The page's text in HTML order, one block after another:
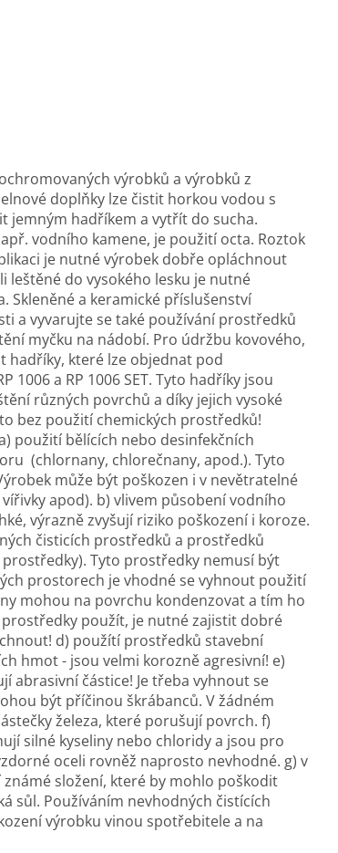
výrobků a výrobků z
doplňky lze čistit horkou vodou s
jemným hadříkem a vytřít do sucha.
vodního kamene, je použití octa. Roztok
je nutné výrobek dobře opláchnout
leštěné do vysokého lesku je nutné
Skleněné a keramické příslušenství
a vyvarujte se také používání prostředků
myčku na nádobí. Pro údržbu kovového,
hadříky, které lze objednat pod
1006 a RP 1006 SET. Tyto hadříky jsou
různých povrchů a díky jejich vysoké
bez použití chemických prostředků!
použití bělících nebo desinfekčních
(chlornany, chlorečnany, apod.). Tyto
může být poškozen i v nevětratelné
apod). b) vlivem působení vodního
výrazně zvyšují riziko poškození i koroze.
čisticích prostředků a prostředků
Tyto prostředky nemusí být
prostorech je vhodné se vyhnout použití
mohou na povrchu kondenzovat a tím ho
použít, je nutné zajistit dobré
d) použítí prostředků stavební
hmot - jsou velmi korozně agresivní! e)
abrasivní částice! Je třeba vyhnout se
být příčinou škrábanců. V žádném
železa, které porušují povrch. f)
silné kyseliny nebo chloridy a jsou pro
oceli rovněž naprosto nevhodné. g) v
složení, které by mohlo poškodit
sůl. Používáním nevhodných čistících
výrobku vinou spotřebitele a na